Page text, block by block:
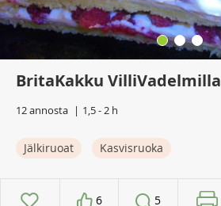
BritaKakku VilliVadelmilla
12 annosta 1,5 - 2 h
Jälkiruoat Kasvisruoka
6 5